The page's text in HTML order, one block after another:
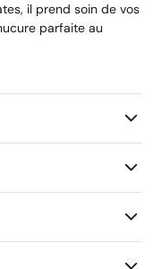
il prend soin de vos
parfaite au